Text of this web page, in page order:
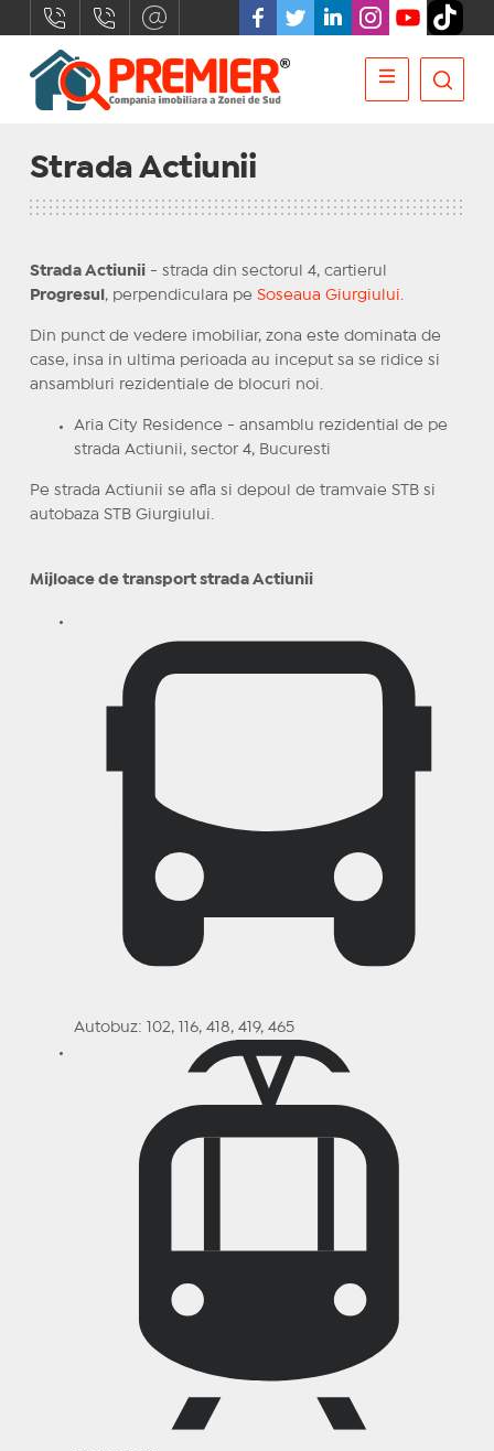
Strada Actiunii
Strada Actiunii- strada din sectorul 4, cartierul
Progresul , perpendiculara pe Soseaua Giurgiului
Din punct de vedere imobiliar, zona este dominata de
case, insa in ultima perioada au inceput sa se ridice si
ansambluri rezidentiale de blocuri noi.
Aria City Residence - ansamblu rezidential de pe
strada Actiunii, sector 4, Bucuresti
Pe strada Actiunii se afla si depoul de tramvaie STB si
autobaza STB Giurgiului.
Mijloace de transport strada Actiunii
Autobuz: 102, 116, 418, 419, 465